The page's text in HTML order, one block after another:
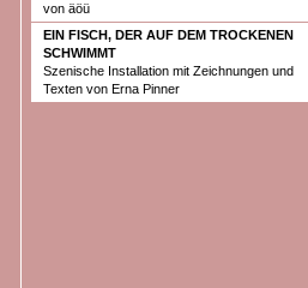
von äöü
EIN FISCH, DER AUF DEM TROCKENEN
SCHWIMMT
Szenische Installation mit Zeichnungen und
Texten von Erna Pinner